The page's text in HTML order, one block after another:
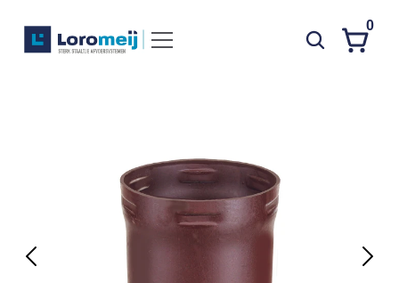
Poedercoaten
0